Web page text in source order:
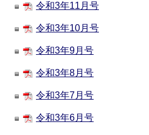
令和3年11月号
令和3年10月号
令和3年9月号
令和3年8月号
令和3年7月号
令和3年6月号